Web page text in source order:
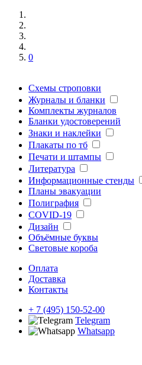
0
Схемы строповки
Журналы и бланки
Комплекты журналов
Бланки удостоверений
Знаки и наклейки
Плакаты по тб
Печати и штампы
Литература
Информационные стенды
Планы эвакуации
Полиграфия
COVID-19
Дизайн
Объёмные буквы
Световые короба
Оплата
Доставка
Контакты
+ 7 (495) 150-52-00
Telegram
Whatsapp